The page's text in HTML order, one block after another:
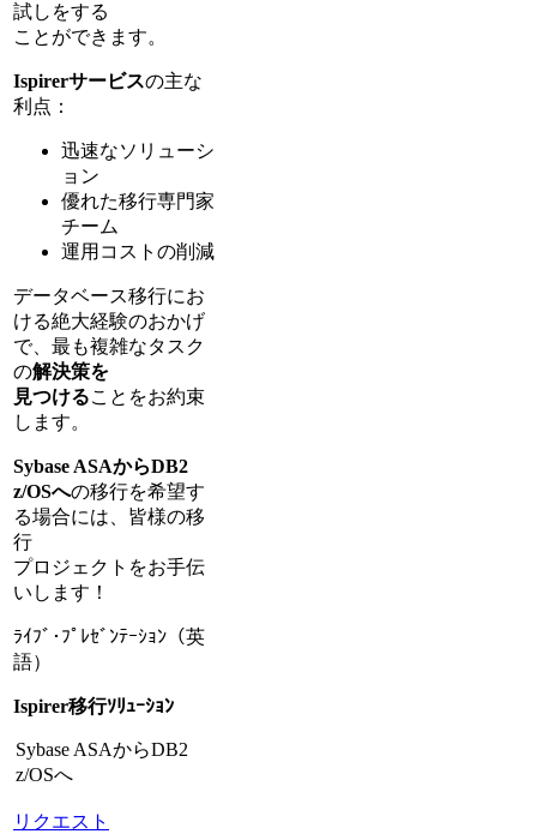
試しをする
ことができます。
Ispirerサービスの主な
利点：
迅速なソリューシ
ョン
優れた移行専門家
チーム
運用コストの削減
データベース移行にお
ける絶大経験のおかげ
で、最も複雑なタスク
の解決策を
見つけることをお約束
します。
Sybase ASAからDB2
z/OSへの移行を希望す
る場合には、皆様の移
行
プロジェクトをお手伝
いします！
ﾗｲﾌﾞ･ﾌﾟﾚｾﾞﾝﾃｰｼｮﾝ（英
語）
Ispirer移行ｿﾘｭｰｼｮﾝ
Sybase ASAからDB2
z/OSへ
リクエスト